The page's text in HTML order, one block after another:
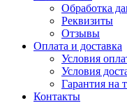
Обработка
Реквизиты
Отзывы
Оплата и доставка
Условия
Условия
Гарантия на
Контакты